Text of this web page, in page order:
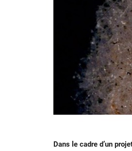
Dans le cadre d’un